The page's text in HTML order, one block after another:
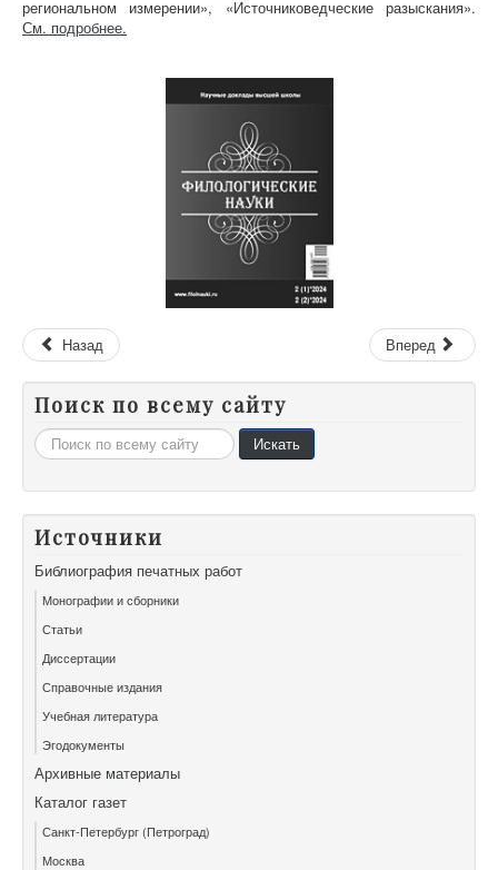
региональном измерении», «Источниковедческие разыскания».
См. подробнее.
Назад Вперед
Поиск по всему сайту
Искать... Искать
Источники
Библиография печатных работ
Монографии и сборники
Статьи
Диссертации
Справочные издания
Учебная литература
Эгодокументы
Архивные материалы
Каталог газет
Санкт-Петербург (Петроград)
Москва